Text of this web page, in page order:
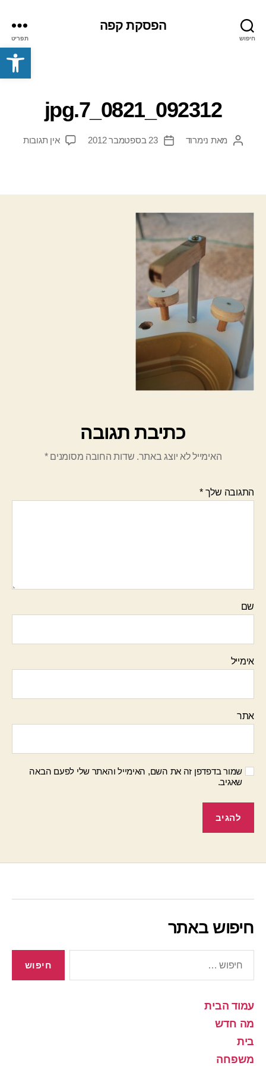
פתח סרגל נגישות
חיפוש
הפסקת קפה
תפריט
092312_0821_7.jpg
המחבר
מאת נימרוד
תאריך
23 בספטמבר 2012 אין תגובותעל
כתיבת תגובה
האימייל לא יוצג באתר. שדות החובה מסומנים*
התגובה שלך*
שם
אימייל
אתר
שמור בדפדפן זה את השם, האימייל והאתר שלי לפעם הבאה
שאגיב.
חיפוש באתר
עמוד הבית
מה חדש
בית
משפחה